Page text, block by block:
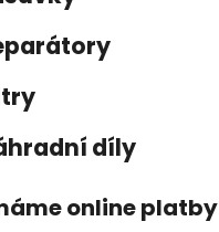
díly
online platby